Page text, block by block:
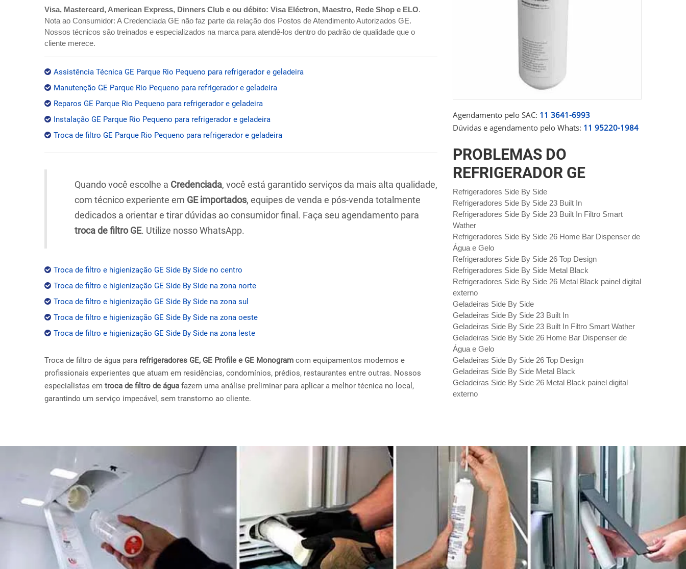
Visa, Mastercard, American Express, Dinners Club e ou débito: Visa Eléctron, Maestro, Rede Shop e ELO.
Nota ao Consumidor: A Credenciada GE não faz parte da relação dos Postos de Atendimento Autorizados GE.
Nossos técnicos são treinados e especializados na marca para atendê-los dentro do padrão de qualidade que o
cliente merece.
Assistência Técnica GE Parque Rio Pequeno para refrigerador e geladeira
Manutenção GE Parque Rio Pequeno para refrigerador e geladeira
Reparos GE Parque Rio Pequeno para refrigerador e geladeira
Instalação GE Parque Rio Pequeno para refrigerador e geladeira
Troca de filtro GE Parque Rio Pequeno para refrigerador e geladeira
Quando você escolhe a Credenciada, você está garantido serviços da mais alta qualidade,
com técnico experiente em GE importados, equipes de venda e pós-venda totalmente
dedicados a orientar e tirar dúvidas ao consumidor final. Faça seu agendamento para
troca de filtro GE. Utilize nosso WhatsApp.
Troca de filtro e higienização GE Side By Side no centro
Troca de filtro e higienização GE Side By Side na zona norte
Troca de filtro e higienização GE Side By Side na zona sul
Troca de filtro e higienização GE Side By Side na zona oeste
Troca de filtro e higienização GE Side By Side na zona leste
Troca de filtro de água para refrigeradores GE, GE Profile e GE Monogram com equipamentos modernos e
profissionais experientes que atuam em residências, condomínios, prédios, restaurantes entre outras. Nossos
especialistas em troca de filtro de água fazem uma análise preliminar para aplicar a melhor técnica no local,
garantindo um serviço impecável, sem transtorno ao cliente.
Agendamento pelo SAC: 11 3641-6993
Dúvidas e agendamento pelo Whats: 11 95220-1984
PROBLEMAS DO
REFRIGERADOR GE
Refrigeradores Side By Side
Refrigeradores Side By Side 23 Built In
Refrigeradores Side By Side 23 Built In Filtro Smart
Wather
Refrigeradores Side By Side 26 Home Bar Dispenser de
Água e Gelo
Refrigeradores Side By Side 26 Top Design
Refrigeradores Side By Side Metal Black
Refrigeradores Side By Side 26 Metal Black painel digital
externo
Geladeiras Side By Side
Geladeiras Side By Side 23 Built In
Geladeiras Side By Side 23 Built In Filtro Smart Wather
Geladeiras Side By Side 26 Home Bar Dispenser de
Água e Gelo
Geladeiras Side By Side 26 Top Design
Geladeiras Side By Side Metal Black
Geladeiras Side By Side 26 Metal Black painel digital
externo